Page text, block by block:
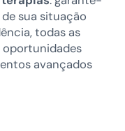
sua situação
todas as
oportunidades
avançados